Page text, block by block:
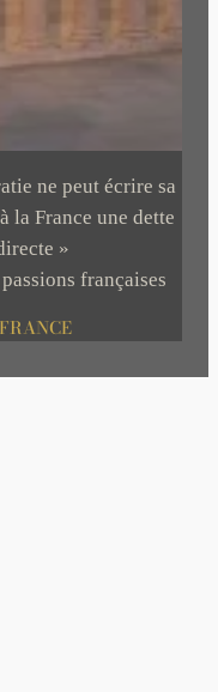
ne peut écrire sa
la France une dette
»
françaises